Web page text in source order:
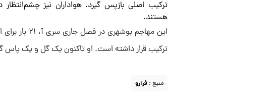
ترکیب اصلی بازپس گیرد. هواداران نیز
هستند.
این مهاجم
ترکیب قرار داشته است. او تاکنون یک گل و یک پاس
منبع : فرارو